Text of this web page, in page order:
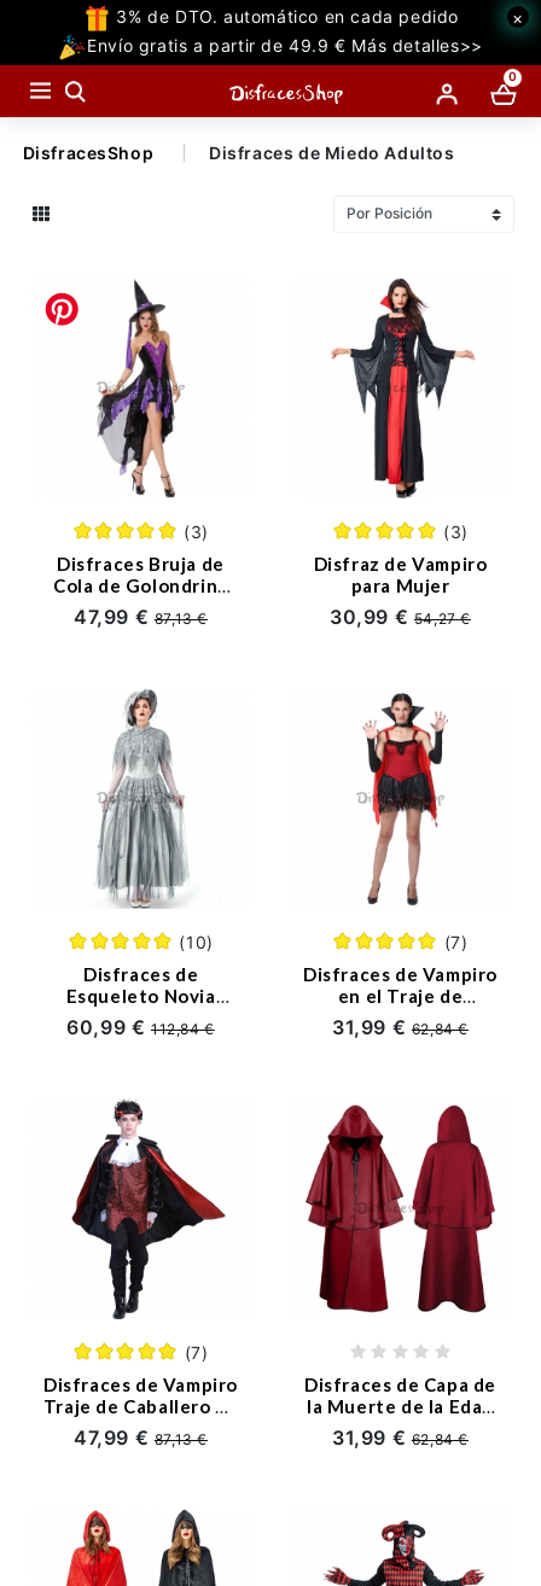
3% de DTO. automático en cada pedido
Envío gratis a partir de 49.9 € Más detalles>>
×
0
TODAS
LAS
CATEGORIAS
Temáticas
Accesorios
Decoraciones
Superhéroe
Manga y Anime
Halloween
Disfraces 2022
Ofertas
Cupones y Descuentos
DisfracesShop Disfraces de Miedo Adultos
(3)
Disfraces Bruja de
Cola de Golondrina
Púrpura Vestido de
Halloween
47,99 €87,13 €
(3)
Disfraz de Vampiro
para Mujer
30,99 €54,27 €
(10)
Disfraces de
Esqueleto Novia
Fantasma Estilo
Lolita de Halloween
60,99 € 112,84 €
(7)
Disfraces de Vampiro
en el Traje de
Murciélago Nocturno
con Capa de
31,99 €62,84 €
(7)
Disfraces de Vampiro
Traje de Caballero de
Halloween
47,99 €87,13 €
Disfraces de Capa de
la Muerte de la Edad
Media Halloween
para Adultos
31,99 €62,84 €